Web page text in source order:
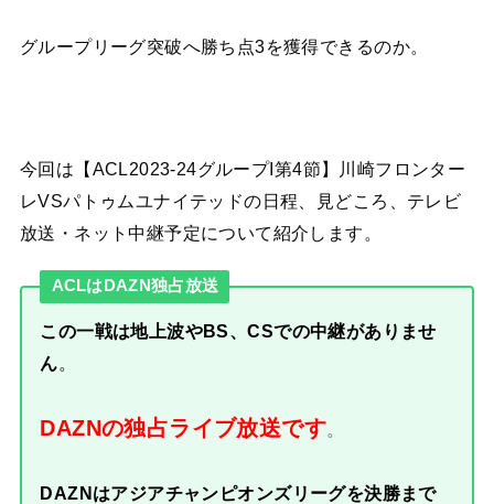
グループリーグ突破へ勝ち点3を獲得できるのか。
今回は【ACL2023-24グループI第4節】川崎フロンター
レVSパトゥムユナイテッドの日程、見どころ、テレビ
放送・ネット中継予定について紹介します。
ACLはDAZN独占放送
この一戦は地上波やBS、CSでの中継がありませ
ん。
DAZNの独占ライブ放送です。
DAZNはアジアチャンピオンズリーグを決勝まで